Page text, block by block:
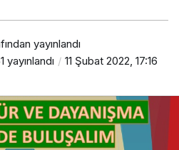
yayınlandı
yayınlandı
11 Şubat 2022, 17:16